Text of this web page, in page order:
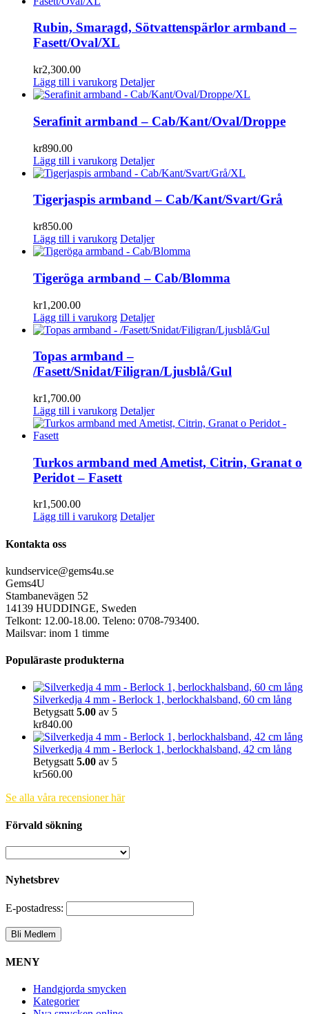
Rubin, Smaragd, Sötvattenspärlor armband –
Fasett/Oval/XL
kr2,300.00
Lägg till i varukorg Detaljer
Serafinit armband – Cab/Kant/Oval/Droppe
kr890.00
Lägg till i varukorg Detaljer
Tigerjaspis armband – Cab/Kant/Svart/Grå
kr850.00
Lägg till i varukorg Detaljer
Tigeröga armband – Cab/Blomma
kr1,200.00
Lägg till i varukorg Detaljer
Topas armband –
/Fasett/Snidat/Filigran/Ljusblå/Gul
kr1,700.00
Lägg till i varukorg Detaljer
Turkos armband med Ametist, Citrin, Granat o
Peridot – Fasett
kr1,500.00
Lägg till i varukorg Detaljer
Kontakta oss
kundservice@gems4u.se
Gems4U
Stambanevägen 52
14139 HUDDINGE, Sweden
Telkont: 12.00-18.00. Teleno: 0708-793400.
Mailsvar: inom 1 timme
Populäraste produkterna
Silverkedja 4 mm - Berlock 1, berlockhalsband, 60 cm lång
Betygsatt5.00 av 5
kr840.00
Silverkedja 4 mm - Berlock 1, berlockhalsband, 42 cm lång
Betygsatt5.00 av 5
kr560.00
Se alla våra recensioner här
Förvald sökning
Nyhetsbrev
E-postadress:
MENY
Handgjorda smycken
Kategorier